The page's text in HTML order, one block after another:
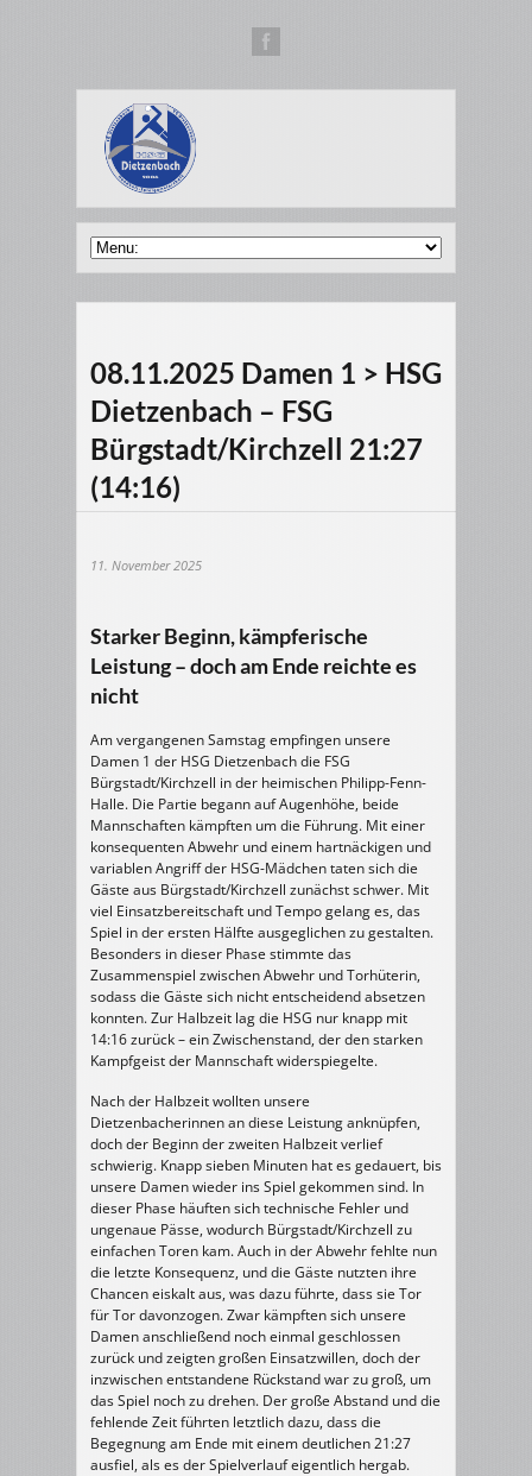
08.11.2025 Damen 1 > HSG
Dietzenbach – FSG
Bürgstadt/Kirchzell 21:27
(14:16)
11. November 2025
Starker Beginn, kämpferische
Leistung – doch am Ende reichte es
nicht
Am vergangenen Samstag empfingen unsere
Damen 1 der HSG Dietzenbach die FSG
Bürgstadt/Kirchzell in der heimischen Philipp-Fenn-
Halle. Die Partie begann auf Augenhöhe, beide
Mannschaften kämpften um die Führung. Mit einer
konsequenten Abwehr und einem hartnäckigen und
variablen Angriff der HSG-Mädchen taten sich die
Gäste aus Bürgstadt/Kirchzell zunächst schwer. Mit
viel Einsatzbereitschaft und Tempo gelang es, das
Spiel in der ersten Hälfte ausgeglichen zu gestalten.
Besonders in dieser Phase stimmte das
Zusammenspiel zwischen Abwehr und Torhüterin,
sodass die Gäste sich nicht entscheidend absetzen
konnten. Zur Halbzeit lag die HSG nur knapp mit
14:16 zurück – ein Zwischenstand, der den starken
Kampfgeist der Mannschaft widerspiegelte.
Nach der Halbzeit wollten unsere
Dietzenbacherinnen an diese Leistung anknüpfen,
doch der Beginn der zweiten Halbzeit verlief
schwierig. Knapp sieben Minuten hat es gedauert, bis
unsere Damen wieder ins Spiel gekommen sind. In
dieser Phase häuften sich technische Fehler und
ungenaue Pässe, wodurch Bürgstadt/Kirchzell zu
einfachen Toren kam. Auch in der Abwehr fehlte nun
die letzte Konsequenz, und die Gäste nutzten ihre
Chancen eiskalt aus, was dazu führte, dass sie Tor
für Tor davonzogen. Zwar kämpften sich unsere
Damen anschließend noch einmal geschlossen
zurück und zeigten großen Einsatzwillen, doch der
inzwischen entstandene Rückstand war zu groß, um
das Spiel noch zu drehen. Der große Abstand und die
fehlende Zeit führten letztlich dazu, dass die
Begegnung am Ende mit einem deutlichen 21:27
ausfiel, als es der Spielverlauf eigentlich hergab.